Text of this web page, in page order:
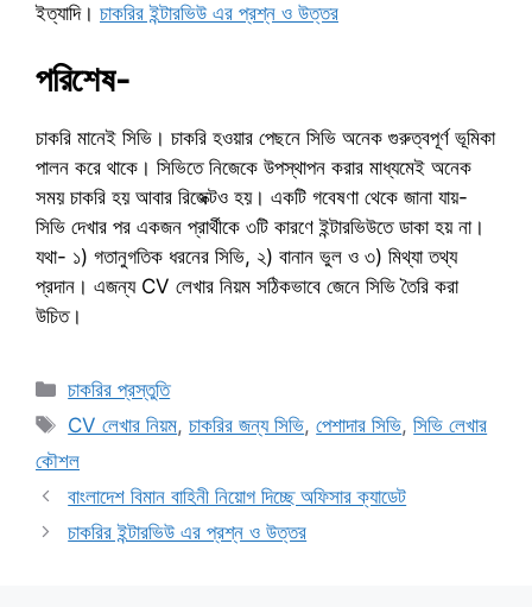
ইত্যাদি। চাকরির ইন্টারভিউ এর প্রশ্ন ও উত্তর
পরিশেষ-
চাকরি মানেই সিভি। চাকরি হওয়ার পেছনে সিভি অনেক গুরুত্বপূর্ণ ভূমিকা
পালন করে থাকে। সিভিতে নিজেকে উপস্থাপন করার মাধ্যমেই অনেক
সময় চাকরি হয় আবার রিজেক্টও হয়। একটি গবেষণা থেকে জানা যায়-
সিভি দেখার পর একজন প্রার্থীকে ৩টি কারণে ইন্টারভিউতে ডাকা হয় না।
যথা- ১) গতানুগতিক ধরনের সিভি, ২) বানান ভুল ও ৩) মিথ্যা তথ্য
প্রদান। এজন্য CV লেখার নিয়ম সঠিকভাবে জেনে সিভি তৈরি করা
উচিত।
Categories
চাকরির প্রস্তুতি
Tags
CV লেখার নিয়ম,চাকরির জন্য সিভি,পেশাদার সিভি,সিভি লেখার
কৌশল
বাংলাদেশ বিমান বাহিনী নিয়োগ দিচ্ছে অফিসার ক্যাডেট
চাকরির ইন্টারভিউ এর প্রশ্ন ও উত্তর